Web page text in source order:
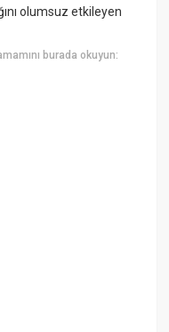
olumsuz etkileyen
burada okuyun: